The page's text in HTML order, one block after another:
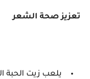
تعزيز صحة الشعر
يلعب زيت الحبة